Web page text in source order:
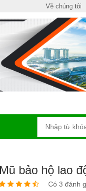
Về chúng tôi
Mũ bảo hộ lao
Có 3 đánh